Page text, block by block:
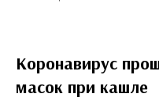
Коронавирус
масок при кашле